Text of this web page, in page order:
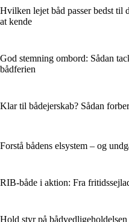
Hvilken lejet båd passer bedst
at kende
God stemning ombord: Sådan
bådferien
Klar til bådejerskab? Sådan
Forstå bådens elsystem – og
RIB-både i aktion: Fra
Hold styr på